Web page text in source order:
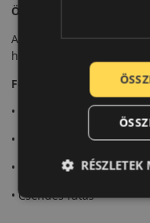
Összegzés
A Stature H/T 300 ideális
használathoz.
Fő előnyök röviden:
• Továbbfejlesztett
• Egyenletes kopás
• Stabil tapadás
• Csendes futás
RÉSZLETEK